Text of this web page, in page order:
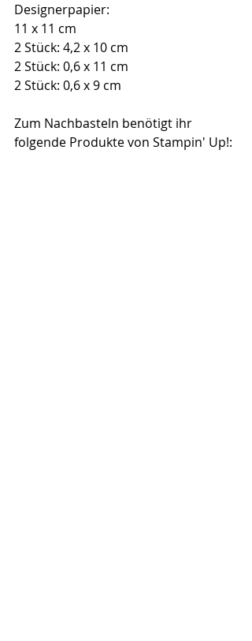
Designerpapier:
11 x 11 cm
2 Stück: 4,2 x 10 cm
2 Stück: 0,6 x 11 cm
2 Stück: 0,6 x 9 cm
Zum Nachbasteln benötigt ihr
folgende Produkte von Stampin' Up!: